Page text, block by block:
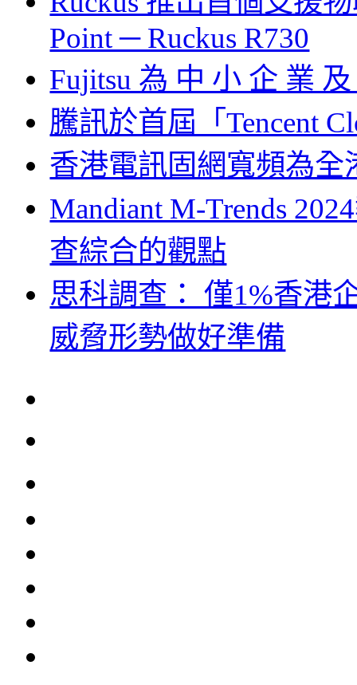
Point ─ Ruckus R730
Fujitsu 為 中 小 企 業
騰訊於首屆「Tencent
香港電訊固網寬頻為全
Mandiant M-Trends
查綜合的觀點
思科調查： 僅1%香港
威脅形勢做好準備